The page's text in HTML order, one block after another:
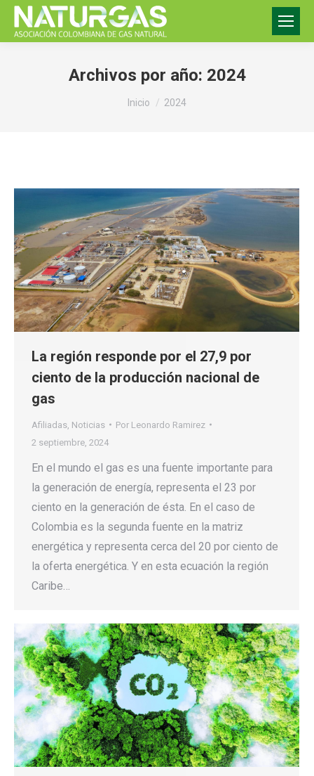
Archivos por año: 2024
Estás aquí:
Inicio 2024
La región responde por el 27,9 por
ciento de la producción nacional de
gas
Afiliadas Noticias Por Leonardo Ramirez
2 septiembre, 2024
En el mundo el gas es una fuente importante para
la generación de energía, representa el 23 por
ciento en la generación de ésta. En el caso de
Colombia es la segunda fuente en la matriz
energética y representa cerca del 20 por ciento de
la oferta energética. Y en esta ecuación la región
Caribe…